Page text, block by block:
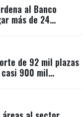
al Banco
más de 24
de 92 mil plazas
900 mil